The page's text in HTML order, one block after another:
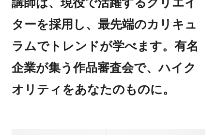
ターを採用し、最先端のカリキュ
ラムでトレンドが学べます。有名
企業が集う作品審査会で、ハイク
オリティをあなたのものに。